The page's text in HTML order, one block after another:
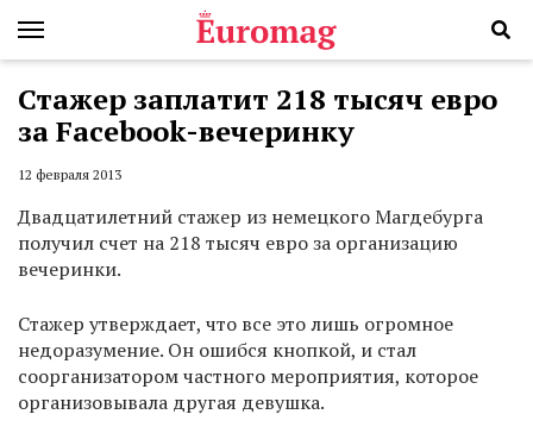
Стажер заплатит 218 тысяч евро
за Facebook-вечеринку
12 февраля 2013
Двадцатилетний стажер из немецкого Магдебурга
получил счет на 218 тысяч евро за организацию
вечеринки.
Стажер утверждает, что все это лишь огромное
недоразумение. Он ошибся кнопкой, и стал
соорганизатором частного мероприятия, которое
организовывала другая девушка.